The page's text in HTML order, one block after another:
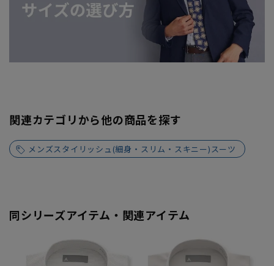
関連カテゴリから他の商品を探す
メンズスタイリッシュ(細身・スリム・スキニー)スーツ
同シリーズアイテム・関連アイテム